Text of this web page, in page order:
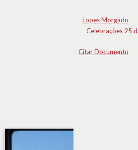
Lopes Morgado
Celebrações 25
Citar Documento